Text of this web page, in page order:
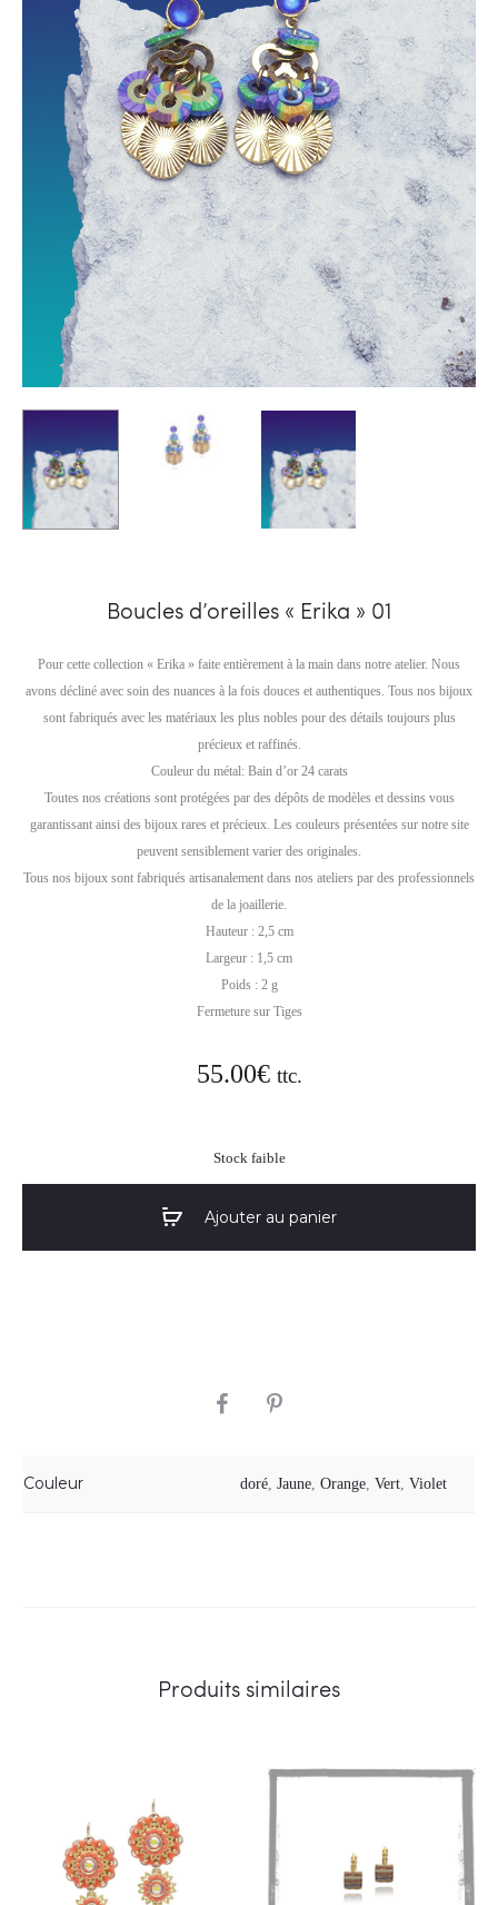
Boucles d’oreilles « Erika » 01
Pour cette collection « Erika » faite entièrement à la main dans notre atelier. Nous
avons décliné avec soin des nuances à la fois douces et authentiques. Tous nos bijoux
sont fabriqués avec les matériaux les plus nobles pour des détails toujours plus
précieux et raffinés.
Couleur du métal: Bain d’or 24 carats
Toutes nos créations sont protégées par des dépôts de modèles et dessins vous
garantissant ainsi des bijoux rares et précieux. Les couleurs présentées sur notre site
peuvent sensiblement varier des originales.
Tous nos bijoux sont fabriqués artisanalement dans nos ateliers par des professionnels
de la joaillerie.
Hauteur : 2,5 cm
Largeur : 1,5 cm
Poids : 2 g
Fermeture sur Tiges
55.00€ ttc.
Stock faible
Ajouter au panier
SHARE
Couleur doré, Jaune, Orange, Vert, Violet
Produits similaires